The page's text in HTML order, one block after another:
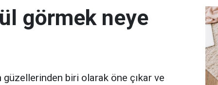
görmek neye
güzellerinden biri olarak öne çıkar ve